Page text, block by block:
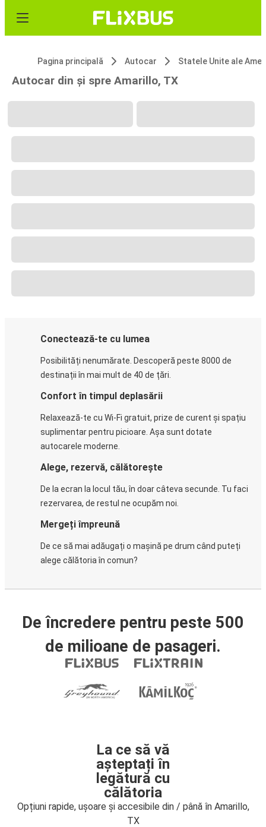
Pagina principală Autocar
Autocar din și spre Amarillo, TX
Conectează-te cu lumea
Posibilități nenumărate. Descoperă peste 8000 de
destinații în mai mult de 40 de țări.
Confort în timpul deplasării
Relaxează-te cu Wi-Fi gratuit, prize de curent și spațiu
suplimentar pentru picioare. Așa sunt dotate
autocarele moderne.
Alege, rezervă, călătorește
De la ecran la locul tău, în doar câteva secunde. Tu faci
rezervarea, de restul ne ocupăm noi.
Mergeți împreună
De ce să mai adăugați o mașină pe drum când puteți
alege călătoria în comun?
De încredere pentru peste 500
de milioane de pasageri.
La ce să vă
așteptați în
legătură cu
călătoria
Opțiuni rapide, ușoare și accesibile din / până în Amarillo,
TX